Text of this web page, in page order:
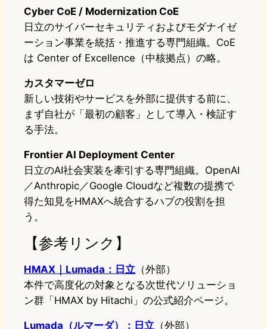
Cyber CoE / Modernization CoE
日立のサイバーセキュリティおよびモダナイゼ
ーション事業を統括・推進する専門組織。CoE
は Center of Excellence（中核拠点）の略。
カスタマーゼロ
新しい技術やサービスを外部に提供する前に、
まず自社が「最初の顧客」として導入・検証す
る手法。
Frontier AI Deployment Center
日立のAI社会実装を牽引する専門組織。OpenAI
／Anthropic／Google Cloudなど複数の提携で
得た知見をHMAXへ統合するハブの役割を担
う。
【参考リンク】
HMAX｜Lumada：日立 （外部）
本件で高度化の対象となる次世代ソリューショ
ン群「HMAX by Hitachi」の公式紹介ページ。
Lumada（ルマーダ）：日立 （外部）